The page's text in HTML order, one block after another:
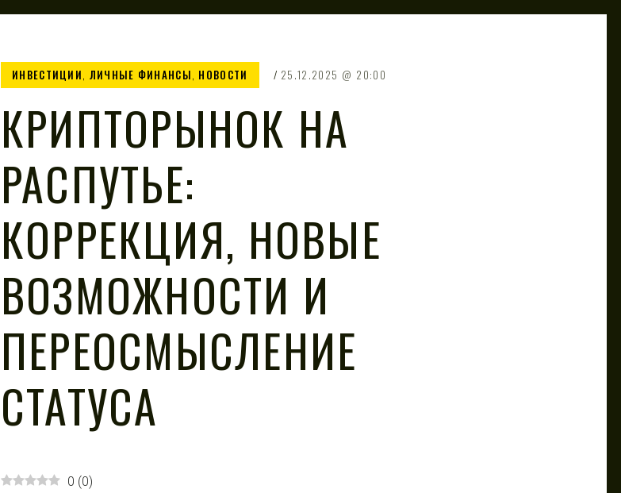
ИНВЕСТИЦИИ, ЛИЧНЫЕ ФИНАНСЫ, НОВОСТИ 25.12.2025 20:00
КРИПТОРЫНОК НА
РАСПУТЬЕ:
КОРРЕКЦИЯ, НОВЫЕ
ВОЗМОЖНОСТИ И
ПЕРЕОСМЫСЛЕНИЕ
СТАТУСА
0 (0)